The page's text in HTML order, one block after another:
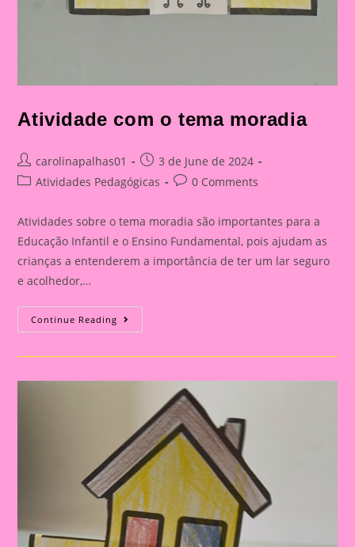
Atividade com o tema moradia
Post
author:
carolinapalhas01
Post
published:
3 de June de 2024
PostAtividades Pedagógicas
Post0 Comments
Atividades sobre o tema moradia são importantes para a
Educação Infantil e o Ensino Fundamental, pois ajudam as
crianças a entenderem a importância de ter um lar seguro
e acolhedor,…
Continue Reading Atividade
Com